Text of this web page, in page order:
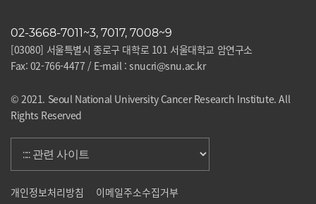
02-3668-7011~3, 7017, 7008~9
[03080] 서울특별시 종로구 대학로 101 서울대학교 암연구소
Fax: 02-766-4477 / E-mail : snucri@snu.ac.kr
© 2021. Seoul National University Cancer Research Institute. All
Rights Reserved
개인정보처리방침 이메일주소수집거부